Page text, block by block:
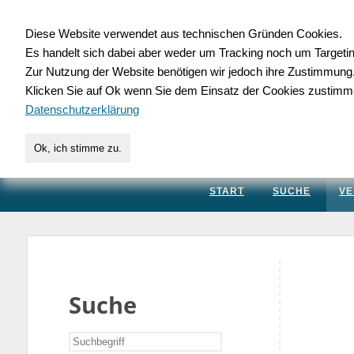
für Handwerk,
START SUCHE
Suche
Diese Website verwendet aus technischen Gründen Cookies.
Es handelt sich dabei aber weder um Tracking noch um
Zur Nutzung der Website benötigen wir jedoch ihre Zustimmung.
Klicken Sie auf Ok wenn Sie dem Einsatz der Cookies
Datenschutzerklärung
Ok, ich stimme zu.